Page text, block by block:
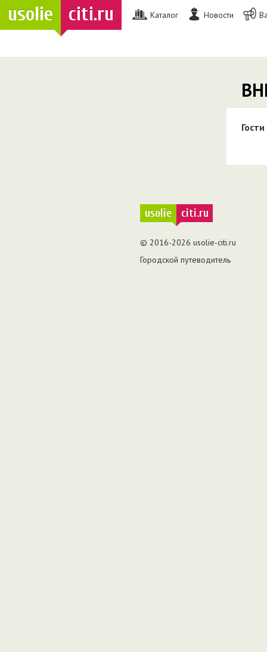
usolie citi.ru Каталог Новости
Гости
usolie citi.ru
© 2016-2026 usolie-citi.ru
Городской путеводитель